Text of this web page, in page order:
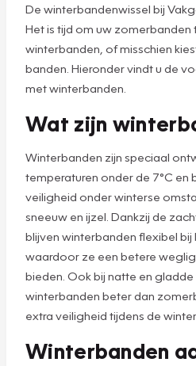
De winterbandenwissel bij
Het is tijd om uw
winterbanden, of misschien
banden. Hieronder vindt u de
met winterbanden.
Wat zijn
Winterbanden zijn speciaal
temperaturen onder de 7°C en
veiligheid onder winterse
sneeuw en ijzel. Dankzij de
blijven winterbanden flexibel bij
waardoor ze een betere
bieden. Ook bij natte en
winterbanden beter dan
extra veiligheid tijdens de
Winterbanden